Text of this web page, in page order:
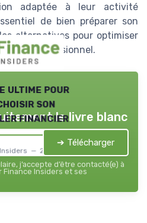
adaptée à leur activité
de bien préparer son
alternatives pour optimiser
professionnel.
ultime pour
son
financier
— 2026
le livre blanc
➔ Télécharger
j’accepte d’être contacté(e) à
Finance Insiders et ses